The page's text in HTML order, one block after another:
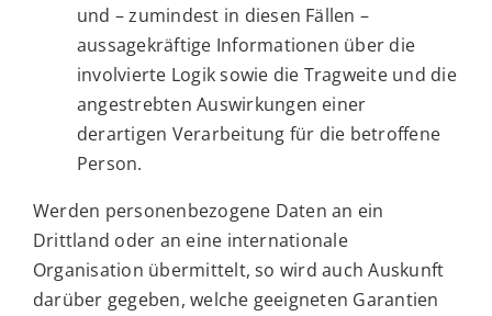
und – zumindest in diesen Fällen –
aussagekräftige Informationen über die
involvierte Logik sowie die Tragweite und die
angestrebten Auswirkungen einer
derartigen Verarbeitung für die betroffene
Person.
Werden personenbezogene Daten an ein
Drittland oder an eine internationale
Organisation übermittelt, so wird auch Auskunft
darüber gegeben, welche geeigneten Garantien